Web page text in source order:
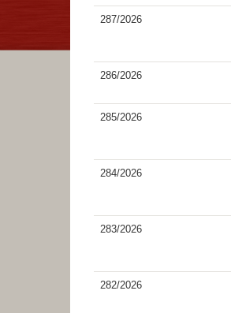
287/2026
286/2026
285/2026
284/2026
283/2026
282/2026